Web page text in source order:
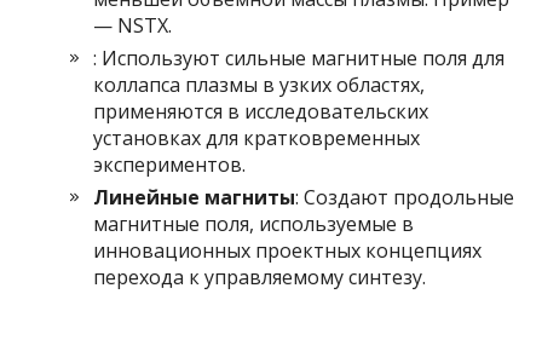
— NSTX.
: Используют сильные магнитные поля для
коллапса плазмы в узких областях,
применяются в исследовательских
установках для кратковременных
экспериментов.
Линейные магниты: Создают продольные
магнитные поля, используемые в
инновационных проектных концепциях
перехода к управляемому синтезу.